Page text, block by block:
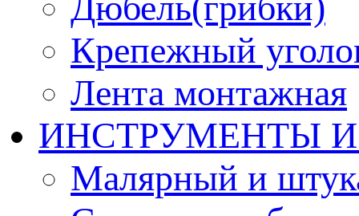
Крепежный
Лента монтажная
ИНСТРУМЕНТЫ
Малярный и